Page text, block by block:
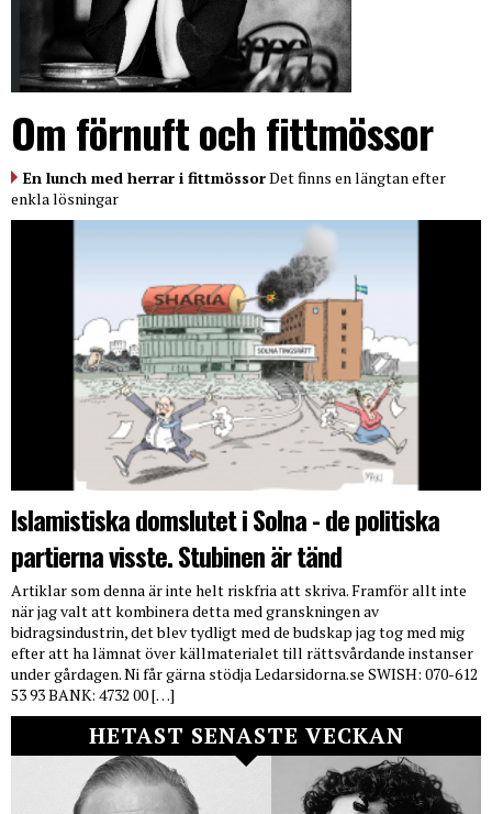
Om förnuft och fittmössor
En lunch med herrar i fittmössorDet finns en längtan efter
enkla lösningar
Islamistiska domslutet i Solna - de politiska
partierna visste. Stubinen är tänd
Artiklar som denna är inte helt riskfria att skriva. Framför allt inte
när jag valt att kombinera detta med granskningen av
bidragsindustrin, det blev tydligt med de budskap jag tog med mig
efter att ha lämnat över källmaterialet till rättsvårdande instanser
under gårdagen. Ni får gärna stödja Ledarsidorna.se SWISH: 070-612
53 93 BANK: 4732 00 […]
HETAST SENASTE VECKAN